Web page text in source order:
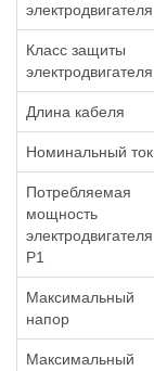
электродвигателя
Класс защиты
электродвигателя
Длина кабеля
Номинальный ток
Потребляемая
мощность
P1
Максимальный
напор
Максимальный